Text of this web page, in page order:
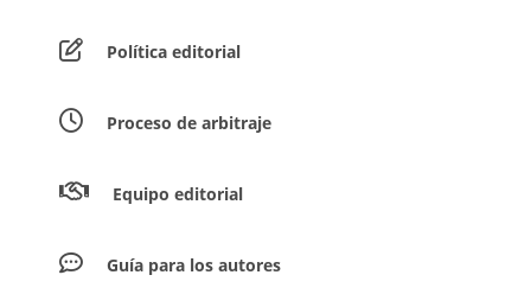
Política editorial
Proceso de arbitraje
Equipo editorial
Guía para los autores